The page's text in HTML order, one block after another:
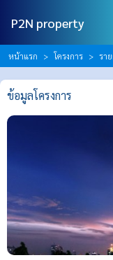
P2N property
หน้าแรก โครงการ รา
ข้อมูลโครงการ